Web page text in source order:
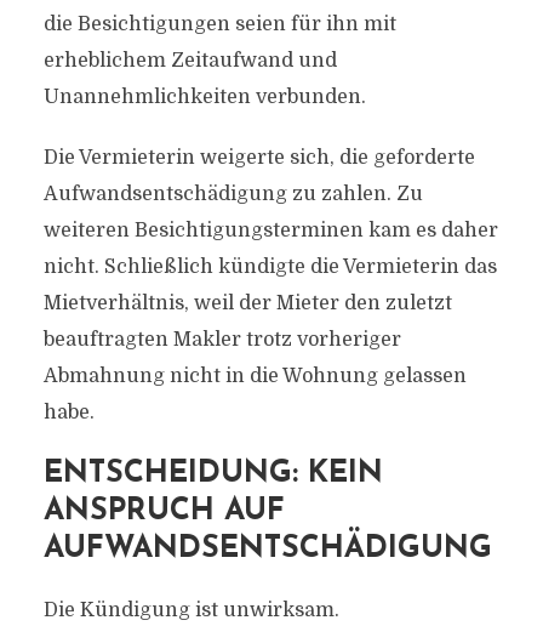
die Besichtigungen seien für ihn mit
erheblichem Zeitaufwand und
Unannehmlichkeiten verbunden.
Die Vermieterin weigerte sich, die geforderte
Aufwandsentschädigung zu zahlen. Zu
weiteren Besichtigungsterminen kam es daher
nicht. Schließlich kündigte die Vermieterin das
Mietverhältnis, weil der Mieter den zuletzt
beauftragten Makler trotz vorheriger
Abmahnung nicht in die Wohnung gelassen
habe.
ENTSCHEIDUNG: KEIN
ANSPRUCH AUF
AUFWANDSENTSCHÄDIGUNG
Die Kündigung ist unwirksam.